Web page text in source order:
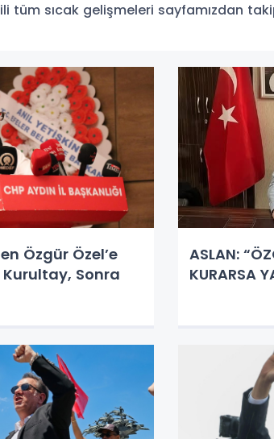
tüm sıcak gelişmeleri sayfamızdan
Özgür Özel’e
Kurultay, Sonra
ASLAN:
KURARSA